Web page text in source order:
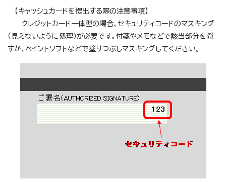
【キャッシュカードを提出する際の注意事項】
クレジットカード一体型の場合、セキュリティコードのマスキング
（見えないように処理）が必要です。付箋やメモなどで該当部分を隠
すか、ペイントソフトなどで塗りつぶしマスキングしてください。